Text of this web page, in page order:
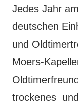
Jedes Jahr
deutschen
und
Moers-
trockenes